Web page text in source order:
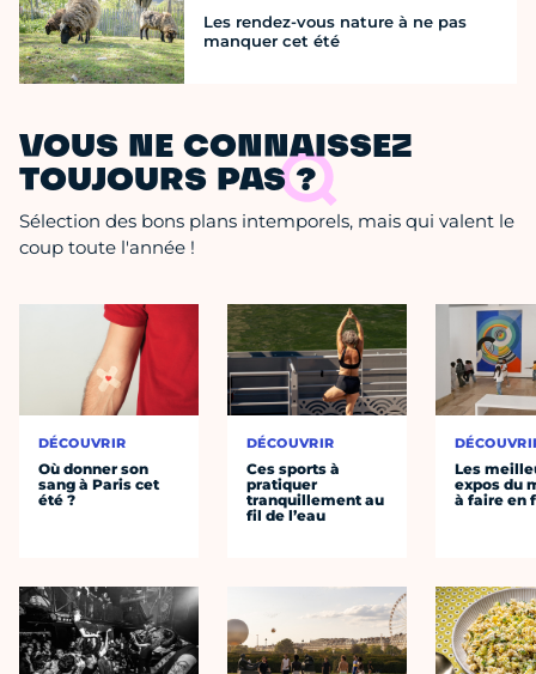
Les rendez-vous nature à ne pas
manquer cet été
VOUS NE CONNAISSEZ
TOUJOURS PAS ?
Sélection des bons plans intemporels, mais qui valent le
coup toute l'année !
DÉCOUVRIR
Où donner son
sang à Paris cet
été ?
DÉCOUVRIR
Ces sports à
pratiquer
tranquillement au
fil de l’eau
Les
expos du
à faire en